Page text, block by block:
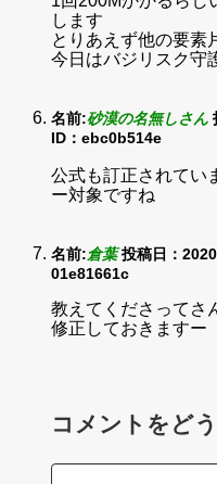
します
とりあえず他の要素
今日はバジリスク守
名前:砂漠の名無しさん
ID：ebc0b514e
公式も訂正されてい
ー対象ですね
名前:倉葉 投稿日：
01e81661c
教えてくださってさ
修正しておきますー
コメントをど